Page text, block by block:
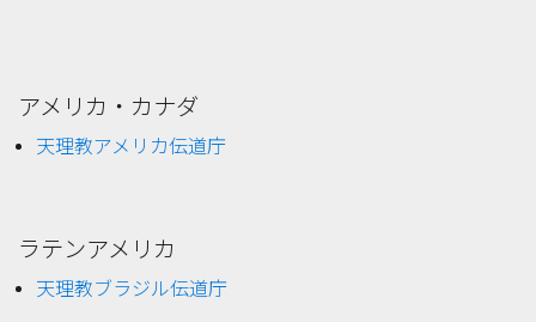
アメリカ・カナダ
天理教アメリカ伝道庁
ラテンアメリカ
天理教ブラジル伝道庁